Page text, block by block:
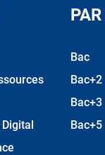
Bac
Bac+2
Bac+3
Bac+5